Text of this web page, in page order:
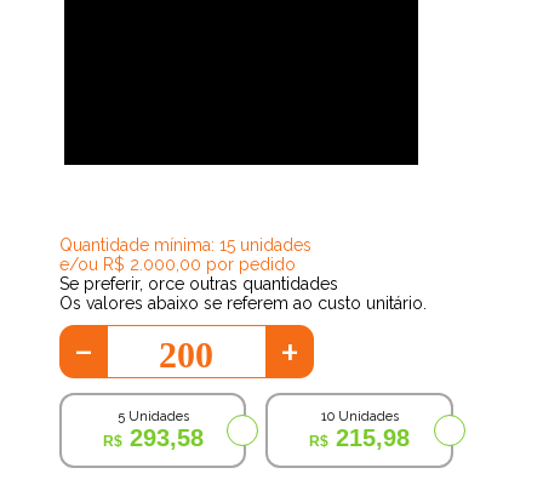
Quantidade mínima: 15 unidades
e/ou R$ 2.000,00 por pedido
Se preferir, orce outras quantidades
Os valores abaixo se referem ao custo unitário.
- +
5 Unidades
293,58
10 Unidades
215,98